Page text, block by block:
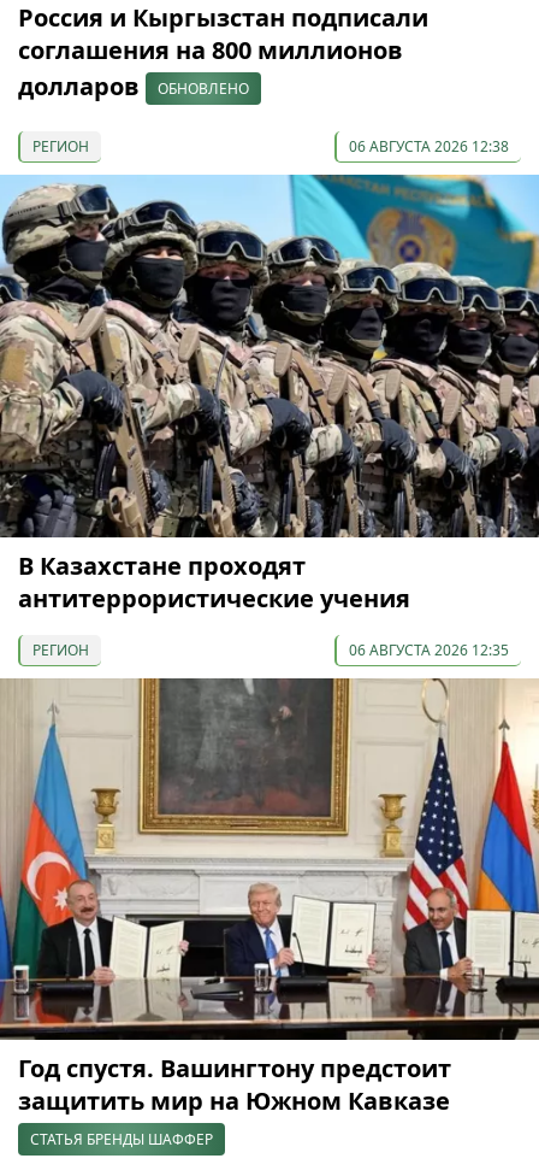
Россия и Кыргызстан подписали
соглашения на 800 миллионов
долларов
ОБНОВЛЕНО
РЕГИОН 06 АВГУСТА 2026 12:38
В Казахстане проходят
антитеррористические учения
РЕГИОН 06 АВГУСТА 2026 12:35
Год спустя. Вашингтону предстоит
защитить мир на Южном Кавказе
СТАТЬЯ БРЕНДЫ ШАФФЕР